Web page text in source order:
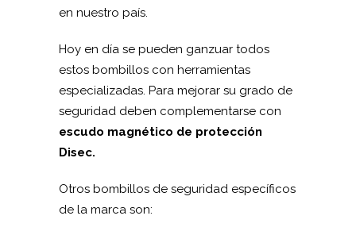
en nuestro país.
Hoy en día se pueden ganzuar todos
estos bombillos con herramientas
especializadas. Para mejorar su grado de
seguridad deben complementarse con
escudo magnético de protección
Disec.
Otros bombillos de seguridad específicos
de la marca son: